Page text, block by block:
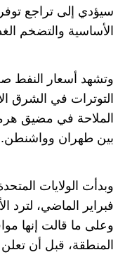
سيؤدي إلى تراجع توفر
الأساسية والتضخم
وتشهد أسعار النفط
التوترات في الشرق
الملاحة في مضيق
بين طهران وواشنطن.
فبراير الماضي،
وعلى ما قالت إنها